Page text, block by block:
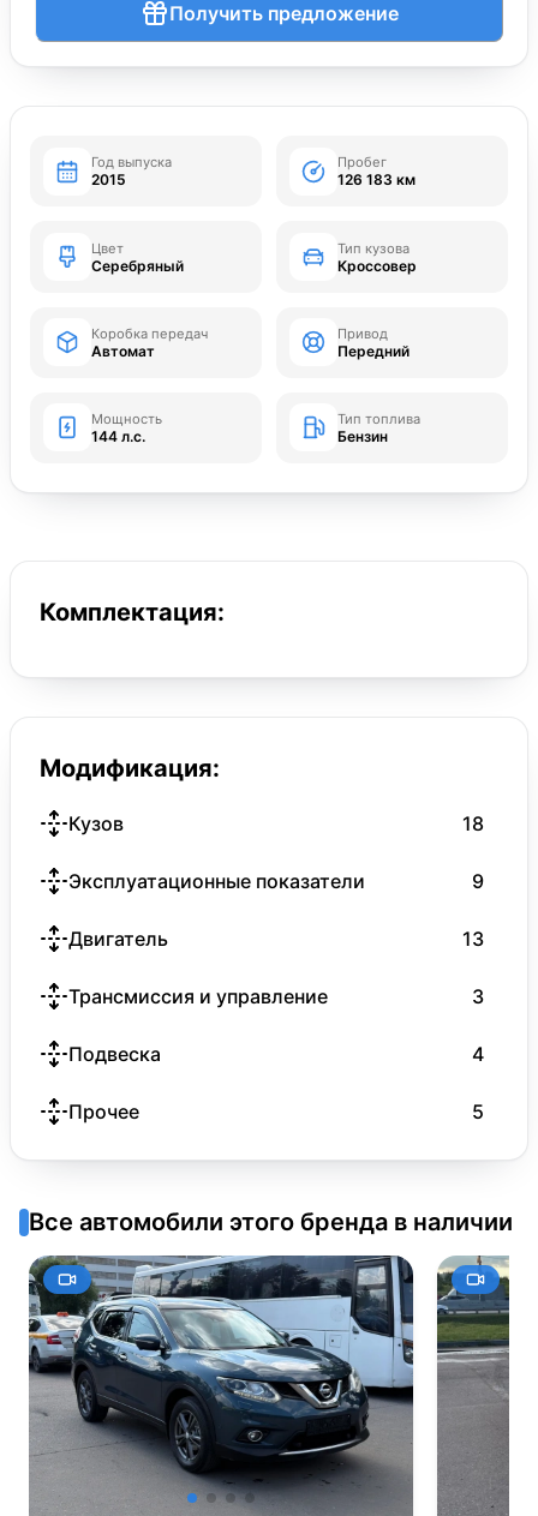
Получить предложение
Год выпуска
2015
Пробег
126 183 км
Цвет
Серебряный
Тип кузова
Кроссовер
Коробка передач
Автомат
Привод
Передний
Мощность
144 л.с.
Тип топлива
Бензин
Комплектация:
Модификация:
Кузов 18
Эксплуатационные показатели 9
Двигатель 13
Трансмиссия и управление 3
Подвеска 4
Прочее 5
Все автомобили этого бренда в наличии